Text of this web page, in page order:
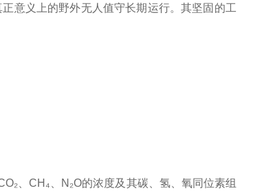
意义上的野外无人值守长期运行。其坚固的工
、CH₄、N₂O的浓度及其碳、氢、氧同位素组